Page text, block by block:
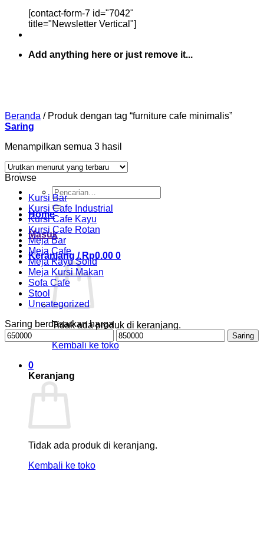
[contact-form-7 id="7042"
title="Newsletter Vertical"]
Add anything here or just remove it...
Pencarian
untuk:
Home
Masuk
Keranjang / Rp0.00 0
Tidak ada produk di keranjang.
Kembali ke toko
0
Keranjang
Tidak ada produk di keranjang.
Kembali ke toko
Beranda /Produk dengan tag “furniture cafe minimalis”
Saring
Menampilkan semua 3 hasil
yang
Browse
Kursi Bar
Kursi Cafe Industrial
Kursi Cafe Kayu
Kursi Cafe Rotan
Meja Bar
Meja Cafe
Meja Kayu Solid
Meja Kursi Makan
Sofa Cafe
Stool
Uncategorized
Saring berdasarkan harga
Harga
terendah
Harga
tertinggi
Saring